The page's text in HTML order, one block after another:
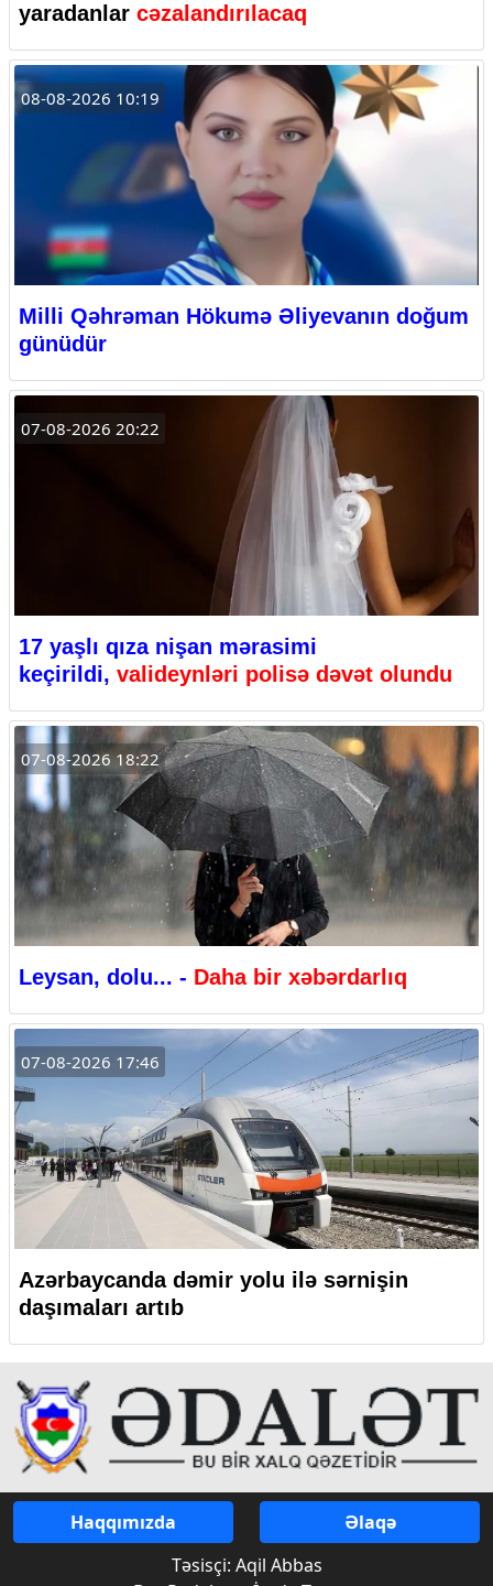
yaradanlar cəzalandırılacaq
08-08-2026 10:19
Milli Qəhrəman Hökumə Əliyevanın doğum
günüdür
07-08-2026 20:22
17 yaşlı qıza nişan mərasimi
keçirildi, valideynləri polisə dəvət olundu
07-08-2026 18:22
Leysan, dolu... - Daha bir xəbərdarlıq
07-08-2026 17:46
Azərbaycanda dəmir yolu ilə sərnişin
daşımaları artıb
Haqqımızda
Əlaqə
Təsisçi: Aqil Abbas